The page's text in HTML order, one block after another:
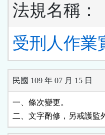
法規名稱：
受刑人作業
民國 109 年 07 月 15 日
一、條次變更。
二、文字酌修，另戒護監